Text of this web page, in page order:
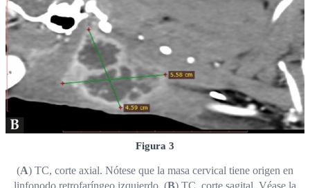
Figura 3
(A) TC, corte axial. Nótese que la masa cervical tiene origen en
linfonodo retrofaríngeo izquierdo. (B) TC, corte sagital. Véase la